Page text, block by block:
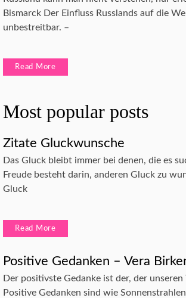
Bismarck Der Einfluss Russlands auf die
unbestreitbar. –
Read More
Most popular posts
Zitate Gluckwunsche
Das Gluck bleibt immer bei denen, die es
Freude besteht darin, anderen Gluck zu
Gluck
Read More
Positive Gedanken – Vera
Der positivste Gedanke ist der, der unseren
Positive Gedanken sind wie